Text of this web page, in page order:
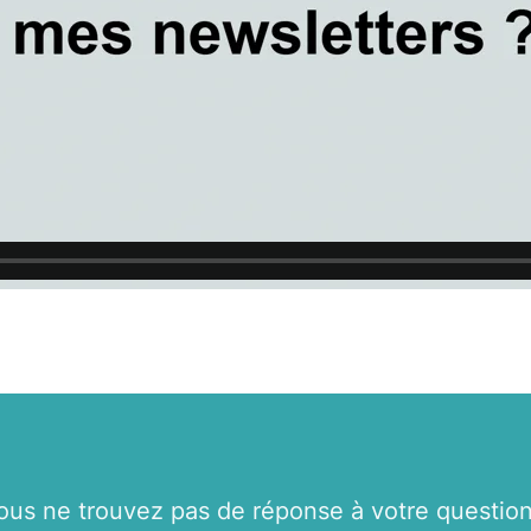
ne trouvez pas de réponse à votre